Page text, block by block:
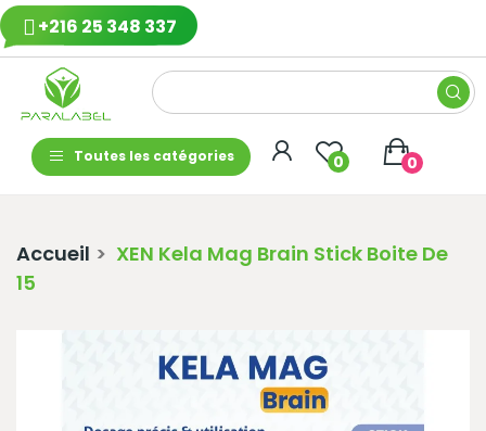
+216 25 348 337
Toutes les catégories 0 0
Accueil
XEN Kela Mag Brain Stick Boite De
15